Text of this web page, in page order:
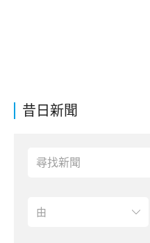
昔日新聞